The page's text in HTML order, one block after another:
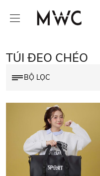
TÚI ĐEO CHÉO
BỘ LỌC